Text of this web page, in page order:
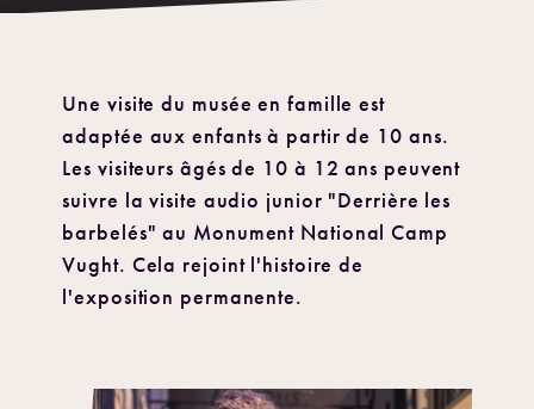
Une visite du musée en famille est
adaptée aux enfants à partir de 10 ans.
Les visiteurs âgés de 10 à 12 ans peuvent
suivre la visite audio junior "Derrière les
barbelés" au Monument National Camp
Vught. Cela rejoint l'histoire de
l'exposition permanente.